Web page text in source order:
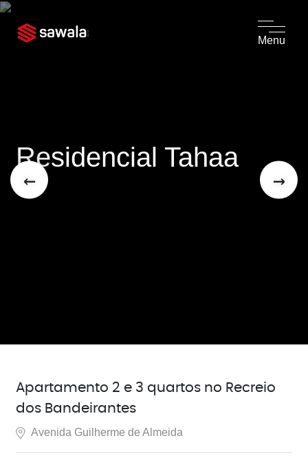
Menu
← →
Residencial Tahaa
Apartamento 2 e 3 quartos no Recreio
dos Bandeirantes
Avenida Guilherme de Almeida